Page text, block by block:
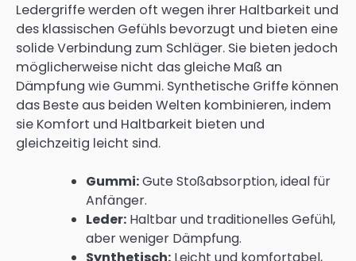
Ledergriffe werden oft wegen ihrer Haltbarkeit und
des klassischen Gefühls bevorzugt und bieten eine
solide Verbindung zum Schläger. Sie bieten jedoch
möglicherweise nicht das gleiche Maß an
Dämpfung wie Gummi. Synthetische Griffe können
das Beste aus beiden Welten kombinieren, indem
sie Komfort und Haltbarkeit bieten und
gleichzeitig leicht sind.
Gummi:Gute Stoßabsorption, ideal für
Anfänger.
Leder: Haltbar und traditionelles Gefühl,
aber weniger Dämpfung.